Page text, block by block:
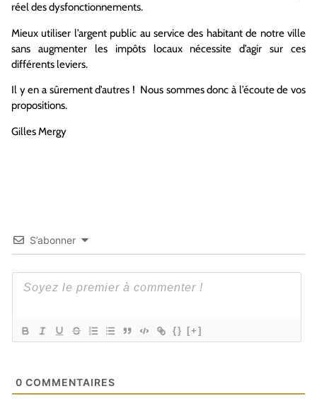
réel des dysfonctionnements.
Mieux utiliser l’argent public au service des habitant de notre ville
sans augmenter les impôts locaux nécessite d’agir sur ces
différents leviers.
Il y en a sûrement d’autres ! Nous sommes donc à l’écoute de vos
propositions.
Gilles Mergy
S’abonner
{} [+]
0 COMMENTAIRES